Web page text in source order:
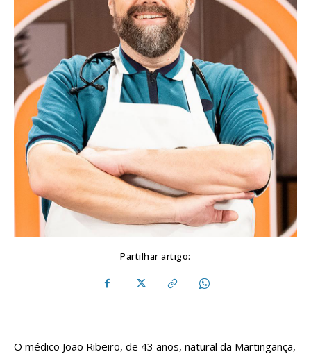
Partilhar artigo:
O médico João Ribeiro, de 43 anos, natural da Martingança,